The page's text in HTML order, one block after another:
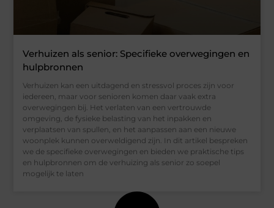
Verhuizen als senior: Specifieke overwegingen en
hulpbronnen
Verhuizen kan een uitdagend en stressvol proces zijn voor
iedereen, maar voor senioren komen daar vaak extra
overwegingen bij. Het verlaten van een vertrouwde
omgeving, de fysieke belasting van het inpakken en
verplaatsen van spullen, en het aanpassen aan een nieuwe
woonplek kunnen overweldigend zijn. In dit artikel bespreken
we de specifieke overwegingen en bieden we praktische tips
en hulpbronnen om de verhuizing als senior zo soepel
mogelijk te laten